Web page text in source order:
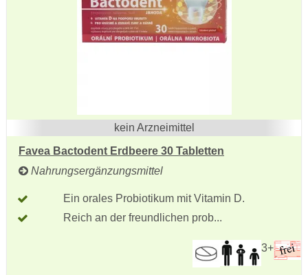
kein Arzneimittel
Favea Bactodent Erdbeere 30 Tabletten
Nahrungsergänzungsmittel
Ein orales Probiotikum mit Vitamin D.
Reich an der freundlichen prob...
3+